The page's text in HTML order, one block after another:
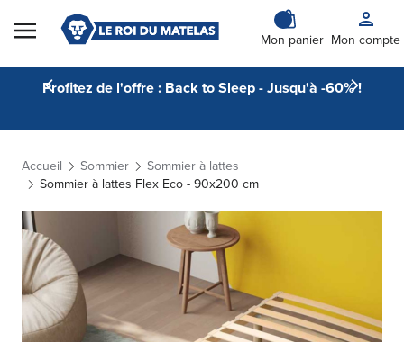
Skip to Content
Mon panier Mon compte
Profitez de l'offre : Back to Sleep - Jusqu'à -60% !
Accueil Sommier
Sommier à lattes
Sommier à lattes Flex Eco - 90x200 cm